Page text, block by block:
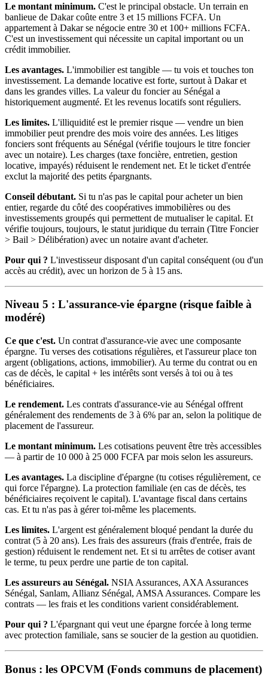
Le montant minimum. C'est le principal obstacle. Un terrain en
banlieue de Dakar coûte entre 3 et 15 millions FCFA. Un
appartement à Dakar se négocie entre 30 et 100+ millions FCFA.
C'est un investissement qui nécessite un capital important ou un
crédit immobilier.
Les avantages. L'immobilier est tangible — tu vois et touches ton
investissement. La demande locative est forte, surtout à Dakar et
dans les grandes villes. La valeur du foncier au Sénégal a
historiquement augmenté. Et les revenus locatifs sont réguliers.
Les limites. L'illiquidité est le premier risque — vendre un bien
immobilier peut prendre des mois voire des années. Les litiges
fonciers sont fréquents au Sénégal (vérifie toujours le titre foncier
avec un notaire). Les charges (taxe foncière, entretien, gestion
locative, impayés) réduisent le rendement net. Et le ticket d'entrée
exclut la majorité des petits épargnants.
Conseil débutant. Si tu n'as pas le capital pour acheter un bien
entier, regarde du côté des coopératives immobilières ou des
investissements groupés qui permettent de mutualiser le capital. Et
vérifie toujours, toujours, le statut juridique du terrain (Titre Foncier
> Bail > Délibération) avec un notaire avant d'acheter.
Pour qui ? L'investisseur disposant d'un capital conséquent (ou d'un
accès au crédit), avec un horizon de 5 à 15 ans.
Niveau 5 : L'assurance-vie épargne (risque faible à
modéré)
Ce que c'est. Un contrat d'assurance-vie avec une composante
épargne. Tu verses des cotisations régulières, et l'assureur place ton
argent (obligations, actions, immobilier). Au terme du contrat ou en
cas de décès, le capital + les intérêts sont versés à toi ou à tes
bénéficiaires.
Le rendement. Les contrats d'assurance-vie au Sénégal offrent
généralement des rendements de 3 à 6% par an, selon la politique de
placement de l'assureur.
Le montant minimum. Les cotisations peuvent être très accessibles
— à partir de 10 000 à 25 000 FCFA par mois selon les assureurs.
Les avantages. La discipline d'épargne (tu cotises régulièrement, ce
qui force l'épargne). La protection familiale (en cas de décès, tes
bénéficiaires reçoivent le capital). L'avantage fiscal dans certains
cas. Et tu n'as pas à gérer toi-même les placements.
Les limites. L'argent est généralement bloqué pendant la durée du
contrat (5 à 20 ans). Les frais des assureurs (frais d'entrée, frais de
gestion) réduisent le rendement net. Et si tu arrêtes de cotiser avant
le terme, tu peux perdre une partie de ton capital.
Les assureurs au Sénégal. NSIA Assurances, AXA Assurances
Sénégal, Sanlam, Allianz Sénégal, AMSA Assurances. Compare les
contrats — les frais et les conditions varient considérablement.
Pour qui ? L'épargnant qui veut une épargne forcée à long terme
avec protection familiale, sans se soucier de la gestion au quotidien.
Bonus : les OPCVM (Fonds communs de placement)